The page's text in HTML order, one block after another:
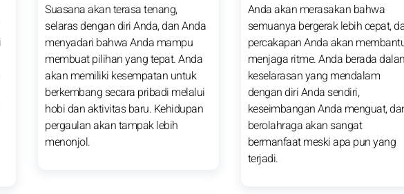
Suasana akan terasa tenang,
selaras dengan diri Anda, dan Anda
menyadari bahwa Anda mampu
membuat pilihan yang tepat. Anda
akan memiliki kesempatan untuk
berkembang secara pribadi melalui
hobi dan aktivitas baru. Kehidupan
pergaulan akan tampak lebih
menonjol.
Anda akan merasakan bahwa
semuanya bergerak lebih cepat,
percakapan Anda akan
menjaga ritme. Anda berada
keselarasan yang mendalam
dengan diri Anda sendiri,
keseimbangan Anda menguat,
berolahraga akan sangat
bermanfaat meski apa pun yang
terjadi.